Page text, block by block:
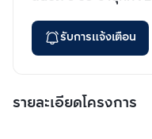
รับการแจ้งเตือน
รายละเอียดโครงการ